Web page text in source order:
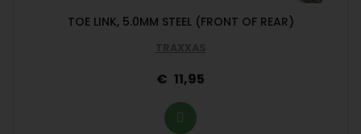
TOE LINK, 5.0MM STEEL (FRONT OF REAR)
TRAXXAS
11,95